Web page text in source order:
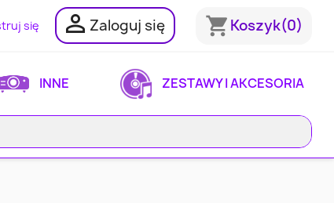
się  Zaloguj się shopping_cart Koszyk(0)
INNE ZESTAWY I AKCESORIA